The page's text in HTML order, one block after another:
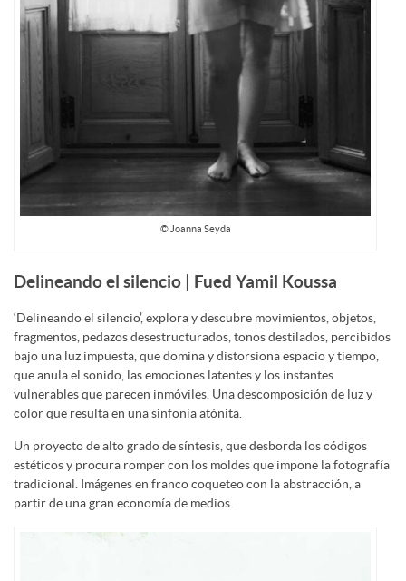
© Joanna Seyda
Delineando el silencio | Fued Yamil Koussa
‘Delineando el silencio’, explora y descubre movimientos, objetos,
fragmentos, pedazos desestructurados, tonos destilados, percibidos
bajo una luz impuesta, que domina y distorsiona espacio y tiempo,
que anula el sonido, las emociones latentes y los instantes
vulnerables que parecen inmóviles. Una descomposición de luz y
color que resulta en una sinfonía atónita.
Un proyecto de alto grado de síntesis, que desborda los códigos
estéticos y procura romper con los moldes que impone la fotografía
tradicional. Imágenes en franco coqueteo con la abstracción, a
partir de una gran economía de medios.